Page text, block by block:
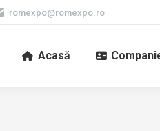
romexpo@romexpo.ro
Acasă